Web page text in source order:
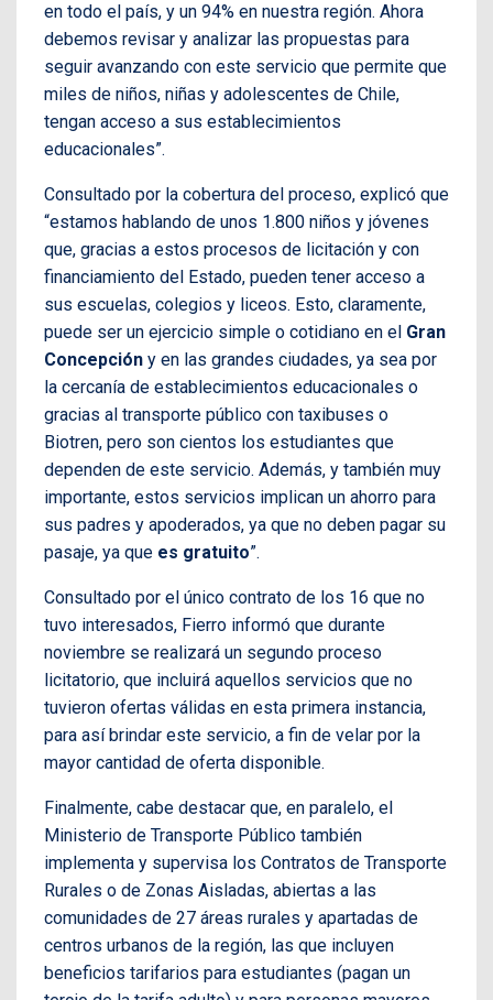
en todo el país, y un 94% en nuestra región. Ahora
debemos revisar y analizar las propuestas para
seguir avanzando con este servicio que permite que
miles de niños, niñas y adolescentes de Chile,
tengan acceso a sus establecimientos
educacionales”.
Consultado por la cobertura del proceso, explicó que
“estamos hablando de unos 1.800 niños y jóvenes
que, gracias a estos procesos de licitación y con
financiamiento del Estado, pueden tener acceso a
sus escuelas, colegios y liceos. Esto, claramente,
puede ser un ejercicio simple o cotidiano en el Gran
Concepción y en las grandes ciudades, ya sea por
la cercanía de establecimientos educacionales o
gracias al transporte público con taxibuses o
Biotren, pero son cientos los estudiantes que
dependen de este servicio. Además, y también muy
importante, estos servicios implican un ahorro para
sus padres y apoderados, ya que no deben pagar su
pasaje, ya que es gratuito”.
Consultado por el único contrato de los 16 que no
tuvo interesados, Fierro informó que durante
noviembre se realizará un segundo proceso
licitatorio, que incluirá aquellos servicios que no
tuvieron ofertas válidas en esta primera instancia,
para así brindar este servicio, a fin de velar por la
mayor cantidad de oferta disponible.
Finalmente, cabe destacar que, en paralelo, el
Ministerio de Transporte Público también
implementa y supervisa los Contratos de Transporte
Rurales o de Zonas Aisladas, abiertas a las
comunidades de 27 áreas rurales y apartadas de
centros urbanos de la región, las que incluyen
beneficios tarifarios para estudiantes (pagan un